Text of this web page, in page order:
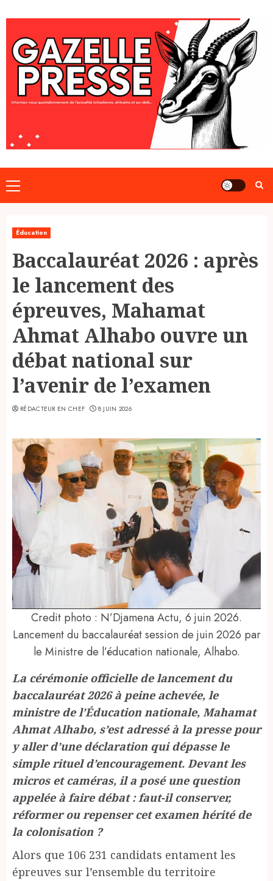
to
content
Primary
Menu
Éducation
Baccalauréat 2026 : après
le lancement des
épreuves, Mahamat
Ahmat Alhabo ouvre un
débat national sur
l’avenir de l’examen
RÉDACTEUR EN CHEF 8 JUIN 2026
Credit photo : N’Djamena Actu, 6 juin 2026.
Lancement du baccalauréat session de juin 2026 par
le Ministre de l’éducation nationale, Alhabo.
La cérémonie officielle de lancement du
baccalauréat 2026 à peine achevée, le
ministre de l’Éducation nationale, Mahamat
Ahmat Alhabo, s’est adressé à la presse pour
y aller d’une déclaration qui dépasse le
simple rituel d’encouragement. Devant les
micros et caméras, il a posé une question
appelée à faire débat : faut-il conserver,
réformer ou repenser cet examen hérité de
la colonisation ?
Alors que 106 231 candidats entament les
épreuves sur l’ensemble du territoire